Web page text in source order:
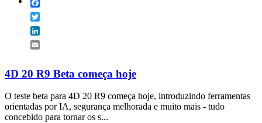
4D 20 R9 Beta começa hoje
O teste beta para 4D 20 R9 começa hoje, introduzindo ferramentas
orientadas por IA, segurança melhorada e muito mais - tudo
concebido para tornar os s...